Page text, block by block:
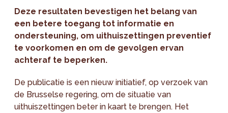
Deze resultaten bevestigen het belang van
een betere toegang tot informatie en
ondersteuning, om uithuiszettingen preventief
te voorkomen en om de gevolgen ervan
achteraf te beperken.
De publicatie is een nieuw initiatief, op verzoek van
de Brusselse regering, om de situatie van
uithuiszettingen beter in kaart te brengen. Het